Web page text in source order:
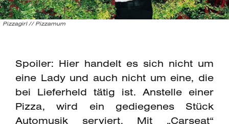
Pizzagirl // Pizzamum
Spoiler: Hier handelt es sich nicht um
eine Lady und auch nicht um eine, die
bei Lieferheld tätig ist. Anstelle einer
Pizza, wird ein gediegenes Stück
Automusik serviert. Mit „Carseat“